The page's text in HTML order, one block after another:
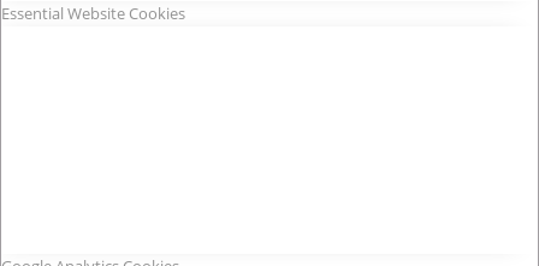
Essential Website Cookies